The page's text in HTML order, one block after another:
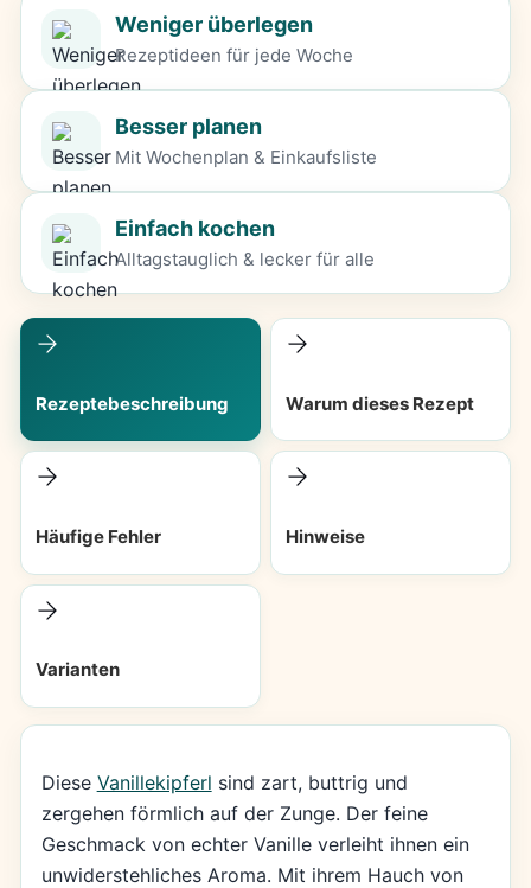
Weniger überlegen
Rezeptideen für jede Woche
Besser planen
Mit Wochenplan & Einkaufsliste
Einfach kochen
Alltagstauglich & lecker für alle
Rezeptebeschreibung Warum dieses Rezept
Häufige Fehler Hinweise
Varianten
Diese Vanillekipferl sind zart, buttrig und
zergehen förmlich auf der Zunge. Der feine
Geschmack von echter Vanille verleiht ihnen ein
unwiderstehliches Aroma. Mit ihrem Hauch von